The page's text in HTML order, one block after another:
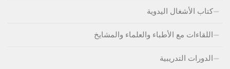
كتاب الأشغال اليدوية
اللقاءات مع الأطباء والعلماء والمشايخ
الدورات التدريبية